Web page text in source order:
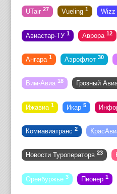
UTair 27 Vueling 1 Wizz
Авиастар-ТУ 1 Аврора 12
Ангара 1 Аэрофлот 30
Вим-Авиа 18 Грозный
Ижавиа 1 Икар 5
Комиавиатранс 2
Новости Туроператорв 23
Оренбуржье 3 Пионер 1